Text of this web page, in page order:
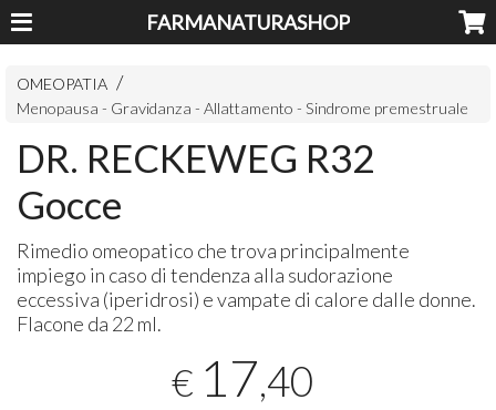
FARMANATURASHOP
OMEOPATIA
Menopausa - Gravidanza - Allattamento - Sindrome premestruale
DR. RECKEWEG R32
Gocce
Rimedio omeopatico che trova principalmente
impiego in caso di tendenza alla sudorazione
eccessiva (iperidrosi) e vampate di calore dalle donne.
Flacone da 22 ml.
€ 17,40